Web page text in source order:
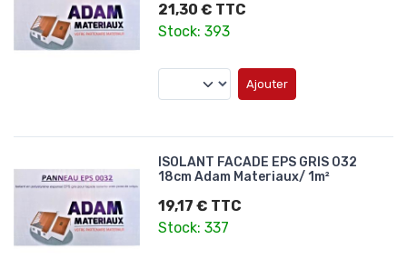
21,30 € TTC
Stock: 393
Ajouter
ISOLANT FACADE EPS GRIS 032
18cm Adam Materiaux/ 1m²
19,17 € TTC
Stock: 337